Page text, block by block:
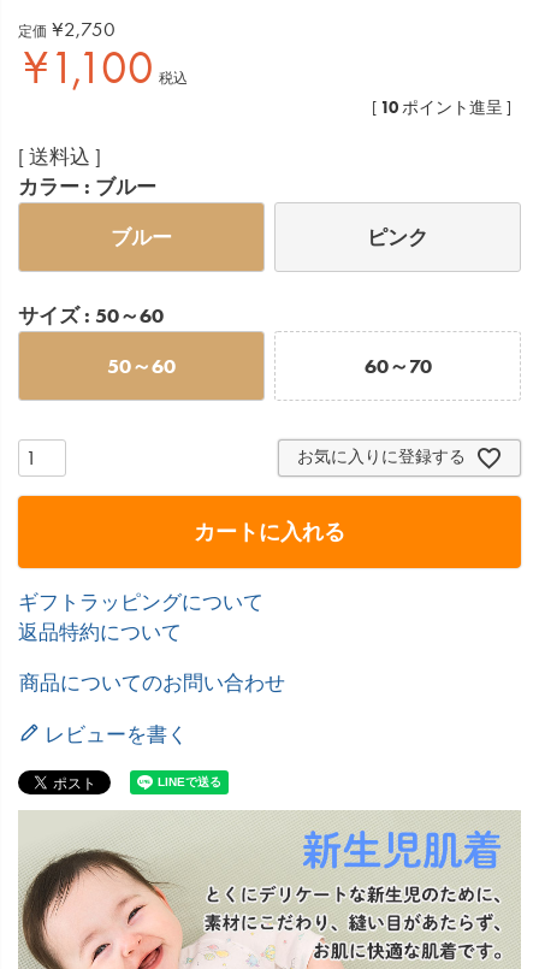
定価 ¥2,750
¥1,100 税込
[ 10ポイント進呈 ]
送料込
カラー
ブルー
ブルー ピンク
サイズ 50～60
50～60 60～70
お気に入りに登録する
カートに入れる
ギフトラッピングについて
返品特約について
商品についてのお問い合わせ
レビューを書く